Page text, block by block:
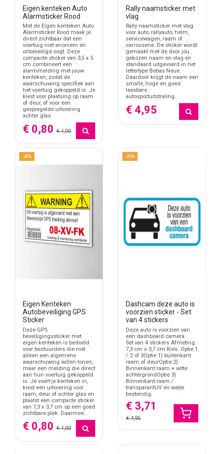
Eigen kenteken Auto
Alarmsticker Rood
Met de Eigen kenteken Auto
Alarmsticker Rood maak je
direct zichtbaar dat een
voertuig niet anoniem en
onbeveiligd oogt. Deze
compacte sticker van 3,5 x 5
cm combineert een
alarmmelding met jouw
kenteken, zodat de
waarschuwing specifiek aan
het voertuig gekoppeld is. Je
kiest voor plaatsing op raam
of deur, of voor een
gespiegelde uitvoering
achter glas.
€ 0,80 € 1,00
Rally naamsticker met
vlag
Rally naamsticker met vlag
voor auto, rallyauto, helm,
servicewagen, raam of
carrosserie. De sticker wordt
gemaakt met de door jou
gekozen naam en vlag en
standaard uitgevoerd in het
lettertype Bebas Neue.
Daardoor krijgt de naam een
smalle, hoge en goed
leesbare
autosportuitstraling.
€ 4,95
-20%
Eigen Kenteken
Autobeveiliging GPS
Sticker
Deze GPS
beveiligingssticker met
eigen kenteken is bedoeld
voor bestuurders die niet
alleen een algemene
waarschuwing willen tonen,
maar een melding die direct
aan hun voertuig gekoppeld
is. Je voert je kenteken in,
kiest een uitvoering voor
raam, deur of achter glas en
plaatst een compacte sticker
van 7,3 x 3,7 cm op een goed
zichtbare plek. Daarmee...
€ 0,80 € 1,00
-25%
Dashcam deze auto is
voorzien sticker - Set
van 4 stickers
Deze auto is voorzien van
een dashboard camera.
Set van 4 stickers Afmeting:
7,3 cm x 3,7 cm Kies: Optie 1
/ 2 of 3Optie 1) buitenkant
raam of deurOptie 2)
Binnenkant raam + witte
achtergrondOptie 3)
Binnenkant raam /
transparantUV en water
bestendig.
€ 3,71
€ 4,95